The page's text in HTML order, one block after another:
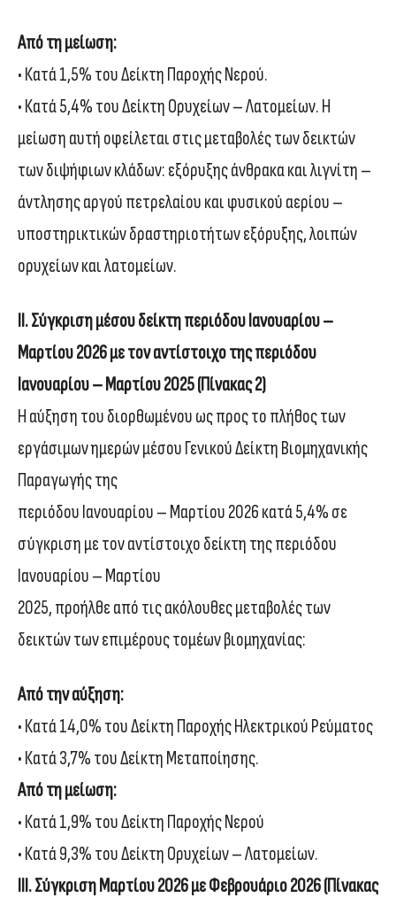
Από τη μείωση:
• Κατά 1,5% του Δείκτη Παροχής Νερού.
• Κατά 5,4% του Δείκτη Ορυχείων – Λατομείων. H
μείωση αυτή οφείλεται στις μεταβολές των δεικτών
των διψήφιων κλάδων: εξόρυξης άνθρακα και λιγνίτη –
άντλησης αργού πετρελαίου και φυσικού αερίου –
υποστηρικτικών δραστηριοτήτων εξόρυξης, λοιπών
ορυχείων και λατομείων.
ΙΙ. Σύγκριση μέσου δείκτη περιόδου Ιανουαρίου –
Μαρτίου 2026 με τον αντίστοιχο της περιόδου
Ιανουαρίου – Μαρτίου2025 (Πίνακας 2)
Η αύξηση του διορθωμένου ως προς το πλήθος των
εργάσιμων ημερών μέσου Γενικού Δείκτη Βιομηχανικής
Παραγωγής της
περιόδου Ιανουαρίου – Μαρτίου 2026 κατά 5,4% σε
σύγκριση με τον αντίστοιχο δείκτη της περιόδου
Ιανουαρίου – Μαρτίου
2025, προήλθε από τις ακόλουθες μεταβολές των
δεικτών των επιμέρους τομέων βιομηχανίας:
Από την αύξηση:
• Κατά 14,0% του Δείκτη Παροχής Ηλεκτρικού Ρεύματος
• Κατά 3,7% του Δείκτη Μεταποίησης.
Από τη μείωση:
• Κατά 1,9% του Δείκτη Παροχής Νερού
• Κατά 9,3% του Δείκτη Ορυχείων – Λατομείων.
IΙΙ. Σύγκριση Μαρτίου 2026 με Φεβρουάριο 2026 (Πίνακας